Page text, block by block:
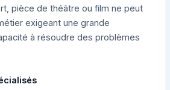
pièce de théâtre ou film ne peut
exigeant une grande
à résoudre des problèmes